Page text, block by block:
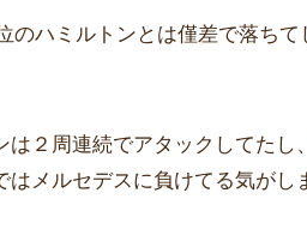
のハミルトンとは僅差で落ちて
２周連続でアタックしてたし
メルセデスに負けてる気がし